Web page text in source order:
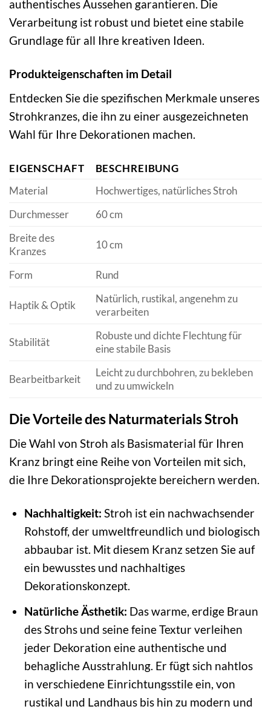
authentisches Aussehen garantieren. Die
Verarbeitung ist robust und bietet eine stabile
Grundlage für all Ihre kreativen Ideen.
Produkteigenschaften im Detail
Entdecken Sie die spezifischen Merkmale unseres
Strohkranzes, die ihn zu einer ausgezeichneten
Wahl für Ihre Dekorationen machen.
EIGENSCHAFT
BESCHREIBUNG
Material
Hochwertiges, natürliches Stroh
Durchmesser
60 cm
Breite des
Kranzes
10 cm
Form Rund
Haptik & Optik
Natürlich, rustikal, angenehm zu
verarbeiten
Stabilität
Robuste und dichte Flechtung für
eine stabile Basis
Bearbeitbarkeit
Leicht zu durchbohren, zu bekleben
und zu umwickeln
Die Vorteile des Naturmaterials Stroh
Die Wahl von Stroh als Basismaterial für Ihren
Kranz bringt eine Reihe von Vorteilen mit sich,
die Ihre Dekorationsprojekte bereichern werden.
Nachhaltigkeit: Stroh ist ein nachwachsender
Rohstoff, der umweltfreundlich und biologisch
abbaubar ist. Mit diesem Kranz setzen Sie auf
ein bewusstes und nachhaltiges
Dekorationskonzept.
Natürliche Ästhetik: Das warme, erdige Braun
des Strohs und seine feine Textur verleihen
jeder Dekoration eine authentische und
behagliche Ausstrahlung. Er fügt sich nahtlos
in verschiedene Einrichtungsstile ein, von
rustikal und Landhaus bis hin zu modern und